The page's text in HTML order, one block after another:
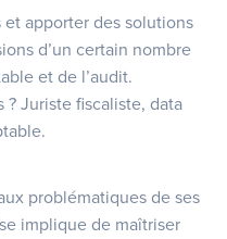
apporter des solutions
d’un certain nombre
et de l’audit.
Juriste fiscaliste, data
problématiques de ses
implique de maîtriser